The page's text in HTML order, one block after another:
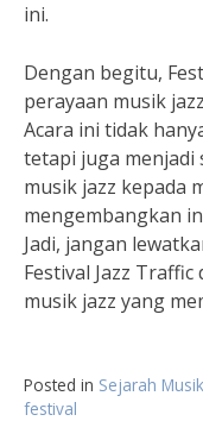
ini.
Dengan begitu,
perayaan musik
Acara ini tidak
tetapi juga menjadi
musik jazz kepada
mengembangkan
Jadi, jangan
Festival Jazz
musik jazz yang
Posted in Sejarah
festival